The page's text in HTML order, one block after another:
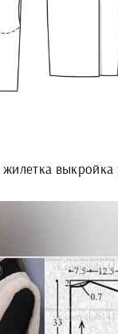
выкройка